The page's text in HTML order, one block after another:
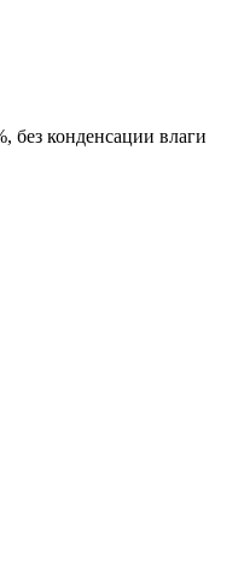
без конденсации влаги